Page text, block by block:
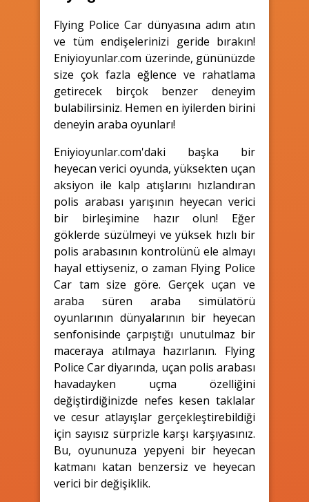
Flying Police Car dünyasına adım atın
ve tüm endişelerinizi geride bırakın!
Eniyioyunlar.com üzerinde, gününüzde
size çok fazla eğlence ve rahatlama
getirecek birçok benzer deneyim
bulabilirsiniz. Hemen en iyilerden birini
deneyin araba oyunları!
Eniyioyunlar.com'daki başka bir
heyecan verici oyunda, yüksekten uçan
aksiyon ile kalp atışlarını hızlandıran
polis arabası yarışının heyecan verici
bir birleşimine hazır olun! Eğer
göklerde süzülmeyi ve yüksek hızlı bir
polis arabasının kontrolünü ele almayı
hayal ettiyseniz, o zaman Flying Police
Car tam size göre. Gerçek uçan ve
araba süren araba simülatörü
oyunlarının dünyalarının bir heyecan
senfonisinde çarpıştığı unutulmaz bir
maceraya atılmaya hazırlanın. Flying
Police Car diyarında, uçan polis arabası
havadayken uçma özelliğini
değiştirdiğinizde nefes kesen taklalar
ve cesur atlayışlar gerçekleştirebildiği
için sayısız sürprizle karşı karşıyasınız.
Bu, oyununuza yepyeni bir heyecan
katmanı katan benzersiz ve heyecan
verici bir değişiklik.